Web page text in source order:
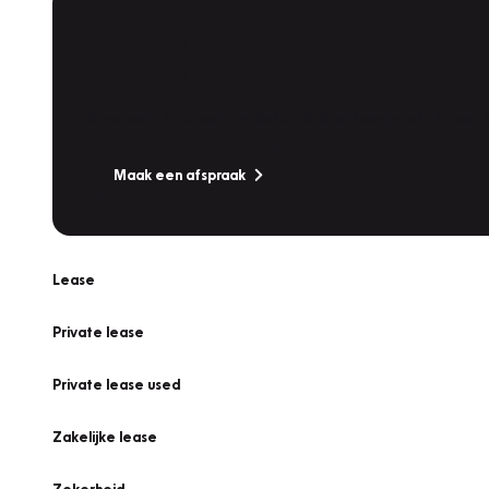
Maak een afspraak
Lease
Private lease
Private lease used
Zakelijke lease